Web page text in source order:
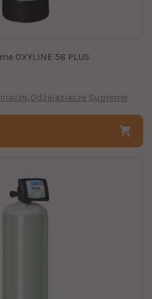
OXYLINE 56 PLUS
Odżelaziacze Supreme